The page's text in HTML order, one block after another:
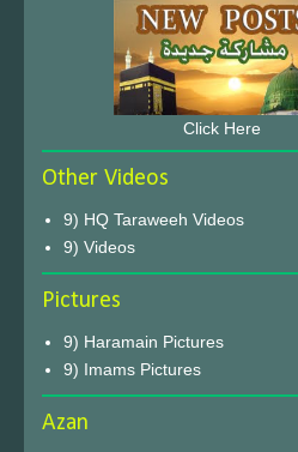
Click Here
Other Videos
9) HQ Taraweeh Videos
9) Videos
Pictures
9) Haramain Pictures
9) Imams Pictures
Azan